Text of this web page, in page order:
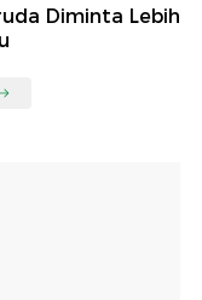
Diminta Lebih